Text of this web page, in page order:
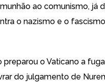
ao comunismo, já
o nazismo e o
preparou o Vaticano a
do julgamento de